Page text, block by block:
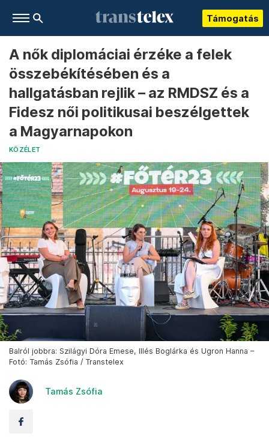
Támogatás
A nők diplomáciai érzéke a felek
összebékítésében és a
hallgatásban rejlik – az RMDSZ és a
Fidesz női politikusai beszélgettek
a Magyarnapokon
KÖZÉLET
Balról jobbra: Szilágyi Dóra Emese, Illés Boglárka és Ugron Hanna –
Fotó: Tamás Zsófia / Transtelex
Tamás Zsófia